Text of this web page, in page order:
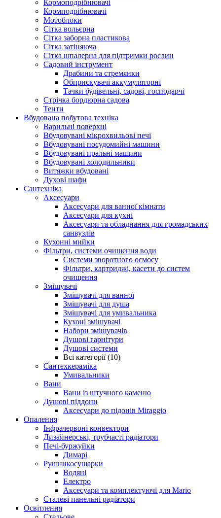
Кормоподрібнювачі
Кормподрібнювачі
Мотоблоки
Сітка вольєрна
Сітка заборна пластикова
Сітка затіняюча
Сітка шпалерна для підтримки рослин
Садовий інструмент
Драбини та стремянки
Обприскувачі аккумуляторні
Тачки будівельні, садові, господарчі
Стрічка бордюрна садова
Тенти
Вбудована побутова техніка
Варильні поверхні
Вбудовувані мікрохвильові печі
Вбудовувані посудомийні машини
Вбудовувані пральні машини
Вбудовувані холодильники
Витяжки вбудовані
Духові шафи
Сантехніка
Аксесуари
Аксесуари для ванної кімнати
Аксесуари для кухні
Аксесуари та обладнання для громадських
санвузлів
Кухонні мийки
Фільтри, системи очищення води
Системи зворотного осмосу
Фільтри, картриджі, касети до систем
очищення
Змішувачі
Змішувачі для ванної
Змішувачі для душа
Змішувачі для умивальника
Кухоні змішувачі
Набори змішувачів
Душові гарнітури
Душові системи
Всі категорії (10)
Сантехкераміка
Умивальники
Вани
Вани із штучного каменю
Душові піддони
Аксесуари до підонів Miraggio
Опалення
Інфрачервоні конвектори
Дизайнерські, трубчасті радіатори
Печі-буржуйки
Димарі
Рушникосушарки
Водяні
Електро
Аксесуари та комплектуючі для Mario
Сталеві панельні радіатори
Освітлення